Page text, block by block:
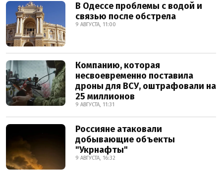
В Одессе проблемы с водой и
связью после обстрела
9 АВГУСТА, 11:00
Компанию, которая
несвоевременно поставила
дроны для ВСУ, оштрафовали на
25 миллионов
9 АВГУСТА, 11:31
Россияне атаковали
добывающие объекты
"Укрнафты"
9 АВГУСТА, 16:32